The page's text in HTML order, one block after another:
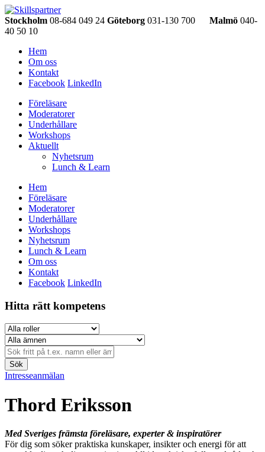
Stockholm 08-684 049 24 Göteborg 031-130 700 Malmö 040-
40 50 10
Hem
Om oss
Kontakt
Facebook LinkedIn
Föreläsare
Moderatorer
Underhållare
Workshops
Aktuellt
Nyhetsrum
Lunch & Learn
Hem
Föreläsare
Moderatorer
Underhållare
Workshops
Nyhetsrum
Lunch & Learn
Om oss
Kontakt
Facebook LinkedIn
Hitta rätt kompetens
Sök
Intresseanmälan
Thord Eriksson
Med Sveriges främsta föreläsare, experter & inspiratörer
För dig som söker praktiska kunskaper, insikter och energi för att